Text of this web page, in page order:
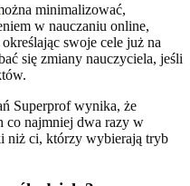
minimalizować,
w nauczaniu online,
swoje cele już na
się zmiany nauczyciela, jeśli
Superprof wynika, że
co najmniej dwa razy w
niż ci, którzy wybierają tryb